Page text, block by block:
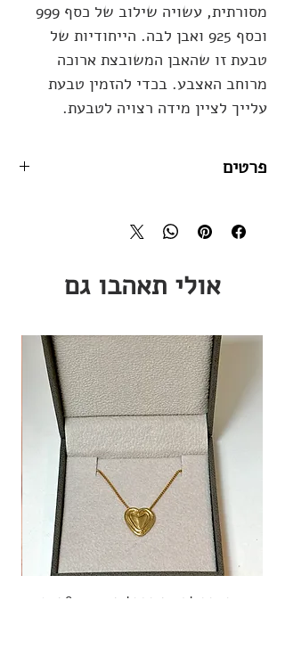
מסורתית, עשויה שילוב של כסף 999
וכסף 925 ואבן לבה. הייחודיות של
טבעת זו שהאבן המשובצת ארוכה
מרוחב האצבע. בכדי להזמין טבעת
עלייך לציין מידה רצויה לטבעת.
פרטים
חומרים: כסף טהור, כסף 925, אבן לבה שחורה
אולי תאהבו גם
שרשרת לב אמור החל מ-
מחיר מבצע